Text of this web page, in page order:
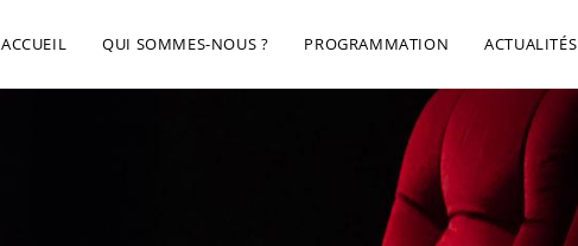
ACCUEIL QUI SOMMES-NOUS ? PROGRAMMATION ACTUALITÉS